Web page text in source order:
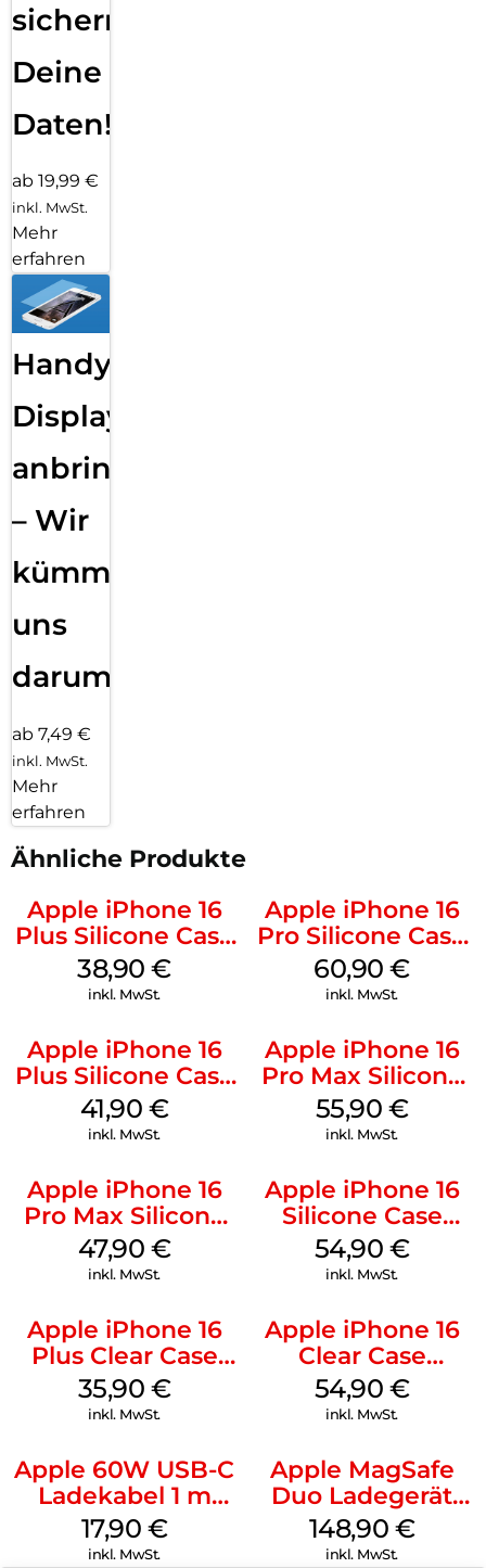
sichern
Deine
Daten!
ab 19,99 €
inkl. MwSt.
Mehr
erfahren
Handy
Displayfolie
anbringen
– Wir
kümmern
uns
darum!
ab 7,49 €
inkl. MwSt.
Mehr
erfahren
Ähnliche Produkte
Apple iPhone 16
Plus Silicone Case
MagSafe Denim
38,90€
inkl. MwSt.
Apple iPhone 16
Pro Silicone Case
MagSafe Stone
Gray
60,90€
inkl. MwSt.
Apple iPhone 16
Plus Silicone Case
MagSafe Stone
Gray
41,90 €
inkl. MwSt.
Apple iPhone 16
Pro Max Silicone
Case MagSafe
Stone Gray
55,90 €
inkl. MwSt.
Apple iPhone 16
Pro Max Silicone
Case MagSafe
Black
47,90 €
inkl. MwSt.
Apple iPhone 16
Silicone Case
MagSafe Lake
Green
54,90 €
inkl. MwSt.
Apple iPhone 16
Plus Clear Case
MagSafe
Transparent
35,90 €
inkl. MwSt.
Apple iPhone 16
Clear Case
MagSafe
Transparent
54,90 €
inkl. MwSt.
Apple 60W USB-C
Ladekabel 1 m
Weiß
17,90 €
inkl. MwSt.
Apple MagSafe
Duo Ladegerät
Weiß
148,90 €
inkl. MwSt.